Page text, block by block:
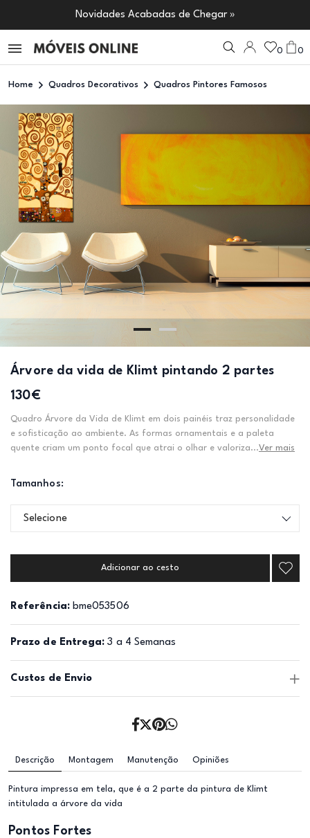
Novidades Acabadas de Chegar »
0 0
Home Quadros Decorativos Quadros Pintores Famosos
Árvore da vida de Klimt pintando 2 partes
130€
Quadro Árvore da Vida de Klimt em dois painéis traz personalidade
e sofisticação ao ambiente. As formas ornamentais e a paleta
quente criam um ponto focal que atrai o olhar e valoriza...Ver mais
Tamanhos:
Selecione
Adicionar ao cesto
Referência: bme053506
Prazo de Entrega: 3 a 4 Semanas
Custos de Envio
Descrição Montagem Manutenção Opiniões
Pintura impressa em tela, que é a 2 parte da pintura de Klimt
intitulada a árvore da vida
Pontos Fortes